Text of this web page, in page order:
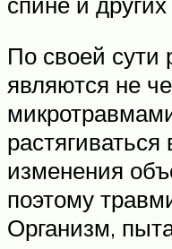
По своей сути
являются не
изменения
поэтому
Организм,